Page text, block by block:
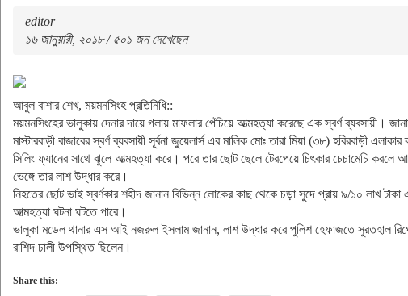
editor
১৬ জানুয়ারী, ২০১৮ / ৫০১ জন দেখেছেন
আবুল বাশার শেখ, ময়মনসিংহ প্রতিনিধি::
ময়মনসিংহের ভালুকায় দেনার দায়ে গলায় মাফলার পেঁচিয়ে আত্মহত্যা করেছে এক স্বর্ণ ব্যবসায়ী।
মাস্টারবাড়ী বাজারের স্বর্ণ ব্যবসায়ী সূর্বনা জুয়েলার্স এর মালিক মোঃ তারা মিয়া (৩৮) হবিরবাড়ী
সিলিং ফ্যানের সাথে ঝুলে আত্মহত্যা করে। পরে তার ছোট ছেলে টেরপেয়ে চিৎকার চেচামেচি
ভেঙ্গে তার লাশ উদ্ধার করে।
নিহতের ছোট ভাই স্বর্ণকার শহীদ জানান বিভিন্ন লোকের কাছ থেকে চড়া সুদে প্রায় ৯/১০ লাখ
আত্মহত্যা ঘটনা ঘটতে পারে।
ভালুকা মডেল থানার এস আই নজরুল ইসলাম জানান, লাশ উদ্ধার করে পুলিশ হেফাজতে সুরতহাল
রাশিদ ঢালী উপস্থিত ছিলেন।
Share this: